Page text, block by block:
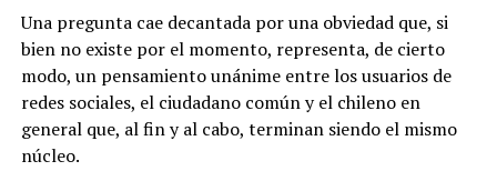
Una pregunta cae decantada por una obviedad que, si
bien no existe por el momento, representa, de cierto
modo, un pensamiento unánime entre los usuarios de
redes sociales, el ciudadano común y el chileno en
general que, al fin y al cabo, terminan siendo el mismo
núcleo.